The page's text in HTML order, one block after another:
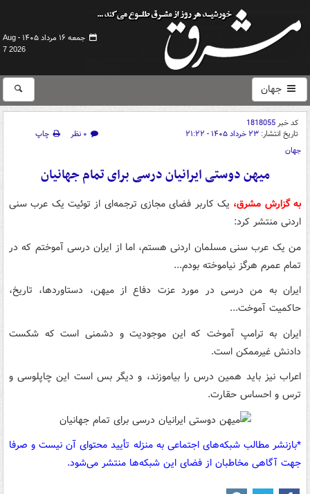
جمعه ۱۶ مرداد ۱۴۰۵ -
Aug
7 2026
جهان
کد خبر1818055
تاریخ انتشار: ۲۳ خرداد ۱۴۰۵ - ۲۱:۲۲ ۰ نظر
چاپ
جهان
میهن دوستی ایرانیان درسی برای تمام جهانیان
به گزارش مشرق، یک کاربر فضای مجازی ترجمه‌ای از توئیت یک عرب سنی
اردنی منتشر کرد:
من یک عرب سنی مسلمان اردنی هستم، اما از ایران درسی آموختم که در
تمام عمرم هرگز نیاموخته بودم...
ایران به من درسی در مورد عزت دفاع از میهن، دستاوردها، تاریخ،
حاکمیت آموخت...
ایران به ترامپ آموخت که این موجودیت و دشمنی است که شکست
دادنش غیرممکن است.
اعراب نیز باید همین درس را بیاموزند، و دیگر بس است این چاپلوسی و
ترس و احساس حقارت.
*بازنشر مطالب شبکه‌های اجتماعی به منزله تأیید محتوای آن نیست و صرفا
جهت آگاهی مخاطبان از فضای این شبکه‌ها منتشر می‌شود.